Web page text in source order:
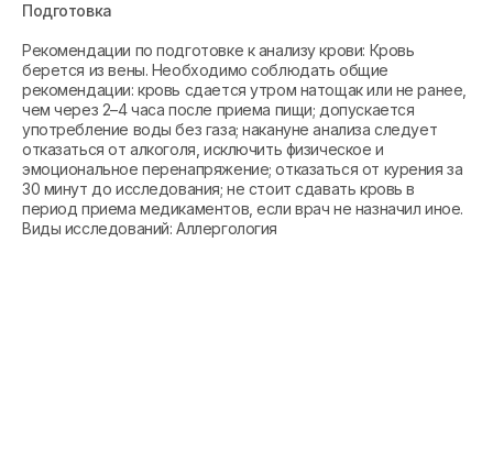
Подготовка
Рекомендации по подготовке к анализу крови: Кровь
берется из вены. Необходимо соблюдать общие
рекомендации: кровь сдается утром натощак или не ранее,
чем через 2–4 часа после приема пищи; допускается
употребление воды без газа; накануне анализа следует
отказаться от алкоголя, исключить физическое и
эмоциональное перенапряжение; отказаться от курения за
30 минут до исследования; не стоит сдавать кровь в
период приема медикаментов, если врач не назначил иное.
Виды исследований: Аллергология